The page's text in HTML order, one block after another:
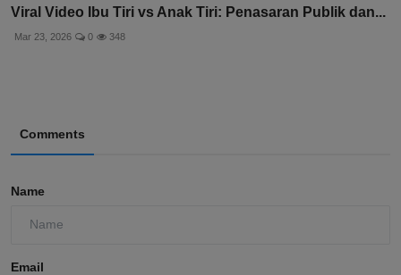
Viral Video Ibu Tiri vs Anak Tiri: Penasaran Publik dan...
Mar 23, 2026 0 348
Comments
Name
Email